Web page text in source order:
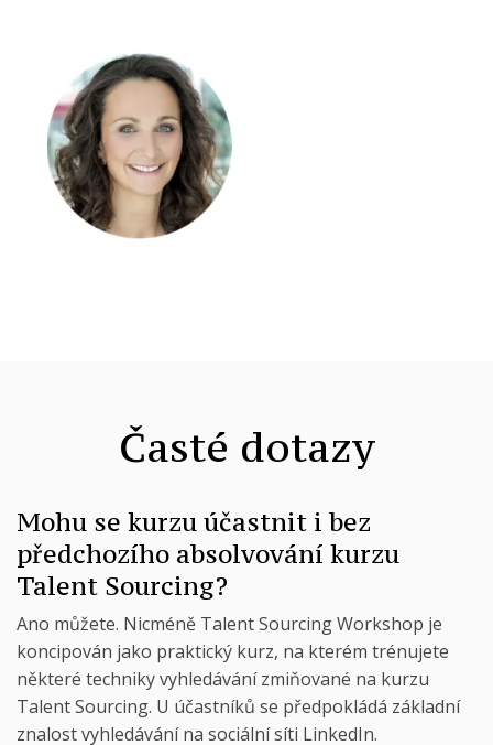
Časté dotazy
Mohu se kurzu účastnit i bez
předchozího absolvování kurzu
Talent Sourcing?
Ano můžete. Nicméně Talent Sourcing Workshop je
koncipován jako praktický kurz, na kterém trénujete
některé techniky vyhledávání zmiňované na kurzu
Talent Sourcing. U účastníků se předpokládá základní
znalost vyhledávání na sociální síti LinkedIn.